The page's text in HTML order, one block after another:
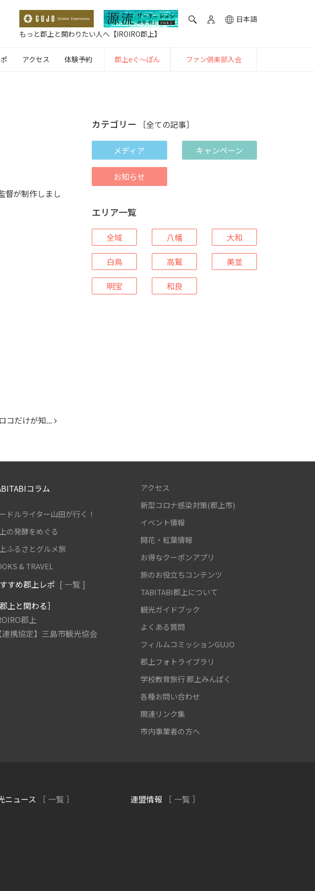
日本語
もっと郡上と関わりたい人へ【IROIRO郡上】
アクセス 体験予約 郡上eぐ〜ぽん ファン倶楽部入会
督が制作しまし
コだけが知...
カテゴリー ［全ての記事］
メディア キャンペーン
お知らせ
エリア一覧
全域 八幡 大和
白鳥 高鷲 美並
明宝 和良
コラム
ドルライター山田が行く！
の発酵をめぐる
ふるさとグルメ旅
& TRAVEL
すめ郡上レポ [ 一覧 ]
郡上と関わる］
郡上
連携協定】三島市観光協会
アクセス
新型コロナ感染対策(郡上市)
イベント情報
開花・紅葉情報
お得なクーポンアプリ
旅のお役立ちコンテンツ
TABITABI郡上について
観光ガイドブック
よくある質問
フィルムコミッションGUJO
郡上フォトライブラリ
学校教育旅行郡上みんぱく
各種お問い合わせ
関連リンク集
市内事業者の方へ
ニュース ［ 一覧 ］ 連盟情報 ［ 一覧 ］